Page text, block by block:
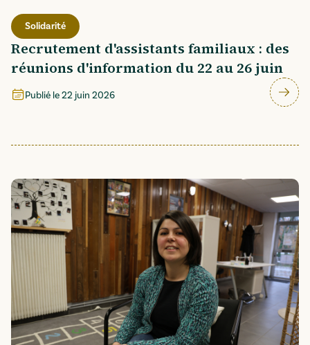
Solidarité
Recrutement d'assistants familiaux : des
réunions d'information du 22 au 26 juin
Publié le22 juin 2026